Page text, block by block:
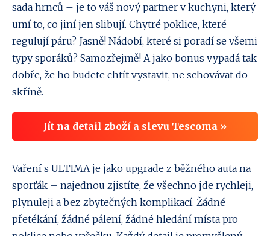
sada hrnců – je to váš nový partner v kuchyni, který
umí to, co jiní jen slibují. Chytré poklice, které
regulují páru? Jasně! Nádobí, které si poradí se všemi
typy sporáků? Samozřejmě! A jako bonus vypadá tak
dobře, že ho budete chtít vystavit, ne schovávat do
skříně.
Jít na detail zboží a slevu Tescoma »
Vaření s ULTIMA je jako upgrade z běžného auta na
sporťák – najednou zjistíte, že všechno jde rychleji,
plynuleji a bez zbytečných komplikací. Žádné
přetékání, žádné pálení, žádné hledání místa pro